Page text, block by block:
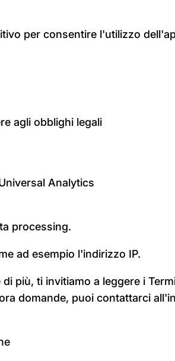
per consentire l'utilizzo
agli obblighi legali
Analytics
processing.
ad esempio l'indirizzo IP.
più, ti invitiamo a leggere i
domande, puoi contattarci